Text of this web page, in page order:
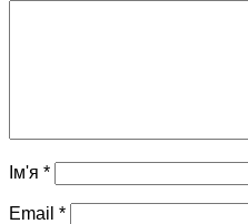
Ім'я *
Email *